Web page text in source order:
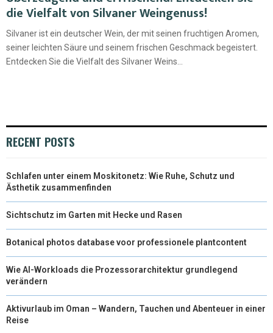
die Vielfalt von Silvaner Weingenuss!
Silvaner ist ein deutscher Wein, der mit seinen fruchtigen Aromen,
seiner leichten Säure und seinem frischen Geschmack begeistert.
Entdecken Sie die Vielfalt des Silvaner Weins...
RECENT POSTS
Schlafen unter einem Moskitonetz: Wie Ruhe, Schutz und
Ästhetik zusammenfinden
Sichtschutz im Garten mit Hecke und Rasen
Botanical photos database voor professionele plantcontent
Wie AI-Workloads die Prozessorarchitektur grundlegend
verändern
Aktivurlaub im Oman – Wandern, Tauchen und Abenteuer in einer
Reise